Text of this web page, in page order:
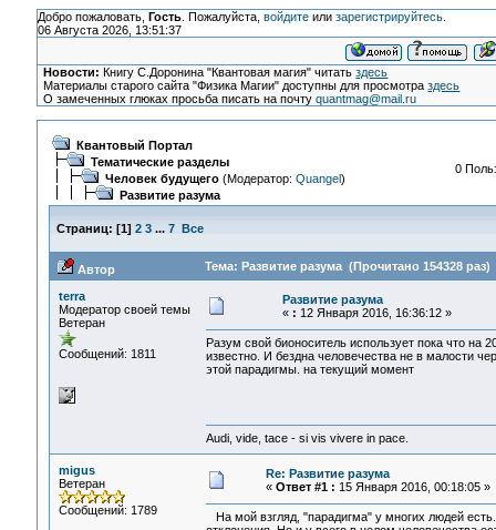
Добро пожаловать, Гость. Пожалуйста, войдитеили зарегистрируйтесь.
06 Августа 2026, 13:51:37
Новости: Книгу С.Доронина "Квантовая магия" читатьздесь
Материалы старого сайта "Физика Магии" доступны для просмотраздесь
О замеченных глюках просьба писать на почтуquantmag@mail.ru
Квантовый Портал
Тематические разделы
Человек будущего(Модератор: Quangel)
Развитие разума
0
Страниц: [1] 2 3 ... 7 Все
Автор Тема: Развитие разума (Прочитано 154328 раз)
terra
Модератор своей темы
Ветеран
Сообщений: 1811
Развитие разума
« : 12 Января 2016, 16:36:12 »
Разум свой бионоситель использует пока что
известно. И бездна человечества не в малости
этой парадигмы. на текущий момент
Audi, vide, tace - si vis vivere in pace.
migus
Ветеран
Сообщений: 1789
Re: Развитие разума
« Ответ #1 : 15 Января 2016, 00:18:05 »
На мой взгляд, "парадигма" у многих людей